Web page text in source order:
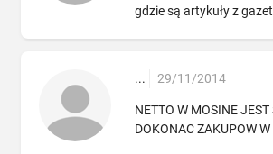
gdzie są artykuły z
... 29/11/2014
NETTO W MOSINE
DOKONAC ZAKUPOW